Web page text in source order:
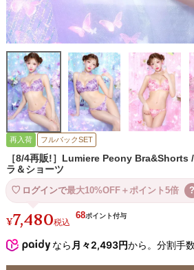
再入荷 フルバックSET
［8/4再販!］Lumiere Peony Bra&Shorts
ラ＆ショーツ
ログインで最大10%OFF＋ポイント5倍 ?
¥7,480税込
68
なら 月々2,493円から。分割手